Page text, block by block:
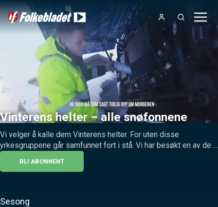
Vinterens helter – alle snøfonnene
Vi velger å kalle dem Vinterens helter. For uten disse
yrkesgruppene går samfunnet fort i stå. Vi har besøkt en av de
BLI ABONNENT
Sesong